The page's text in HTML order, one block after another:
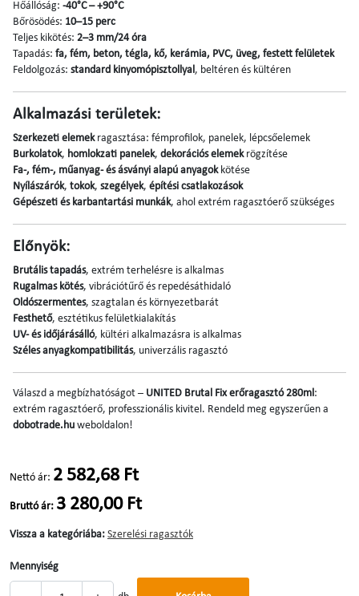
Hőállóság: -40°C – +90°C
Bőrösödés: 10–15 perc
Teljes kikötés: 2–3 mm/24 óra
Tapadás: fa, fém, beton, tégla, kő, kerámia, PVC, üveg, festett felületek
Feldolgozás: standard kinyomópisztollyal , beltéren és kültéren
Alkalmazási területek:
Szerkezeti elemekragasztása: fémprofilok, panelek, lépcsőelemek
Burkolatok, homlokzati panelek, dekorációs elemekrögzítése
Fa-, fém-, műanyag- és ásványi alapú anyagokkötése
Nyílászárók, tokok, szegélyek, építési csatlakozások
Gépészeti és karbantartási munkák, ahol extrém ragasztóerő szükséges
Előnyök:
Brutális tapadás, extrém terhelésre is alkalmas
Rugalmas kötés, vibrációtűrő és repedésáthidaló
Oldószermentes, szagtalan és környezetbarát
Festhető, esztétikus felületkialakítás
UV- és időjárásálló, kültéri alkalmazásra is alkalmas
Széles anyagkompatibilitás, univerzális ragasztó
Válaszd a megbízhatóságot – UNITED Brutal Fix erőragasztó 280ml :
extrém ragasztóerő, professzionális kivitel. Rendeld meg egyszerűen a
dobotrade.hu weboldalon!
Nettó ár: 2 582,68 Ft
Bruttó ár: 3 280,00 Ft
Vissza a kategóriába: Szerelési ragasztók
Mennyiség